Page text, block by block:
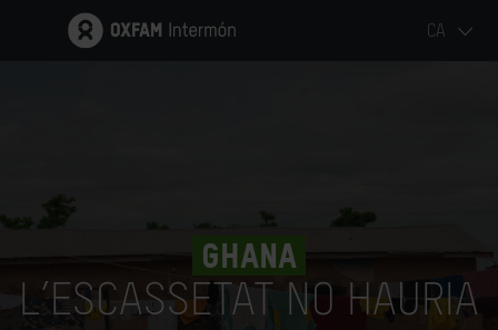
CA
Ghana
L’ESCASSETAT NO HAURIA